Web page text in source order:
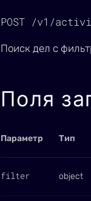
POST /v1/
Поиск дел с
Поля
Параметр Тип
filter object